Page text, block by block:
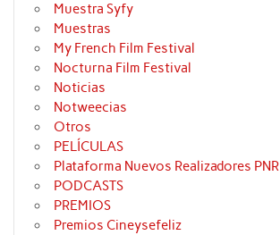
Muestra Syfy
Muestras
My French Film Festival
Nocturna Film Festival
Noticias
Notweecias
Otros
PELÍCULAS
Plataforma Nuevos Realizadores PNR
PODCASTS
PREMIOS
Premios Cineysefeliz